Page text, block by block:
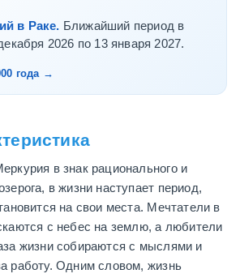
в Раке. Ближайший период в
2026 по 13 января 2027.
года →
в знак рационального и
в жизни наступает период,
на свои места. Мечтатели в
с небес на землю, а любители
жизни собираются с мыслями и
работу. Одним словом, жизнь